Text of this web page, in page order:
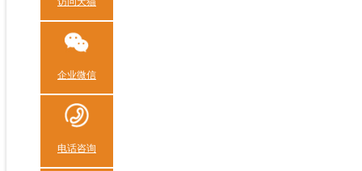
企业微信
电话咨询